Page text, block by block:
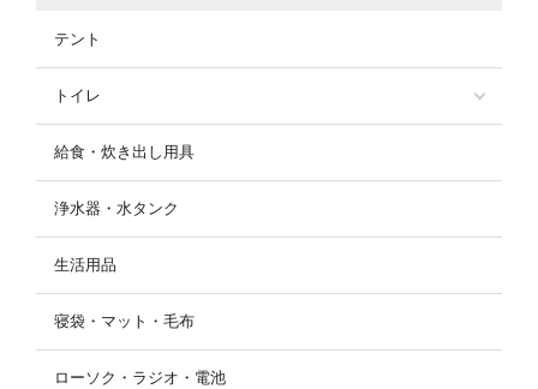
テント
トイレ
給食・炊き出し用具
浄水器・水タンク
生活用品
寝袋・マット・毛布
ローソク・ラジオ・電池